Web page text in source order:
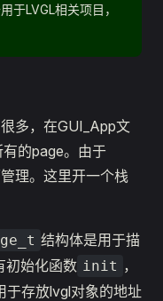
于LVGL相关项目，
多，在GUI_App文
的page。由于
理。这里开一个栈
结构体是用于描
初始化函数 init ，
于存放lvgl对象的地址